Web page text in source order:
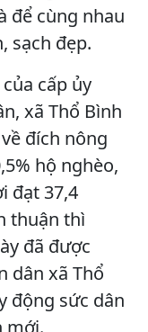
để cùng nhau
sạch đẹp.
cấp ủy
xã Thổ Bình
đích nông
hộ nghèo,
đạt 37,4
thuận thì
đã được
dân xã Thổ
động sức dân